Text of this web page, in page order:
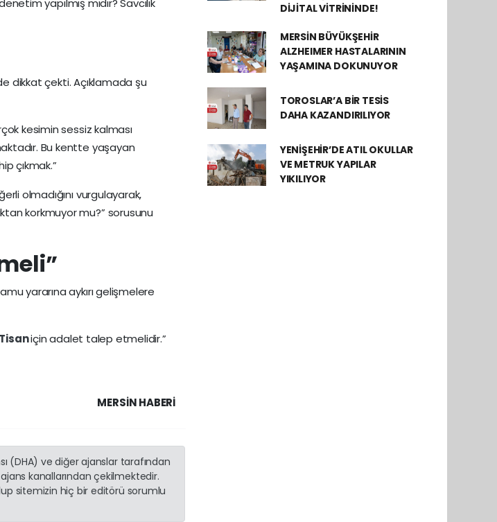
yapılmış mıdır? Savcılık
dikkat çekti. Açıklamada şu
kesimin sessiz kalması
Bu kentte yaşayan
çıkmak.”
olmadığını vurgulayarak,
korkmuyor mu?” sorusunu
yararına aykırı gelişmelere
Tisaniçin adalet talep etmelidir.”
MERSIN HABERİ
(DHA) ve diğer ajanslar tarafından
kanallarından çekilmektedir.
sitemizin hiç bir editörü sorumlu
DİJİTAL VİTRİNİNDE!
MERSİN BÜYÜKŞEHİR
ALZHEIMER HASTALARININ
YAŞAMINA DOKUNUYOR
TOROSLAR’A BİR TESİS
DAHA KAZANDIRILIYOR
YENİŞEHİR’DE ATIL OKULLAR
VE METRUK YAPILAR
YIKILIYOR